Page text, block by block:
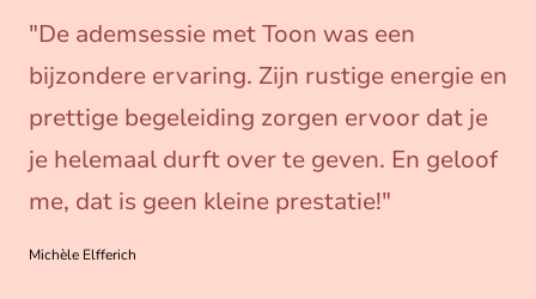
"De ademsessie met Toon was een
bijzondere ervaring. Zijn rustige energie en
prettige begeleiding zorgen ervoor dat je
je helemaal durft over te geven. En geloof
me, dat is geen kleine prestatie!"
Michèle Elfferich